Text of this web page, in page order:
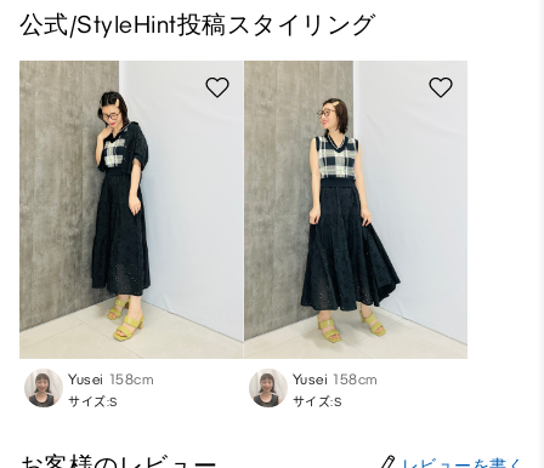
公式/StyleHint投稿スタイリング
Yusei 158cm
サイズ:S
Yusei 158cm
サイズ:S